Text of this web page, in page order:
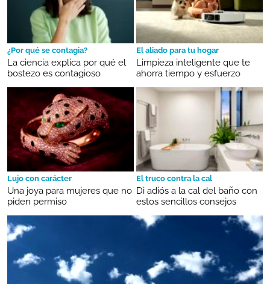
¿Por qué se contagia?
La ciencia explica por qué el
bostezo es contagioso
El aliado para tu hogar
Limpieza inteligente que te
ahorra tiempo y esfuerzo
Lujo con carácter
Una joya para mujeres que no
piden permiso
El truco contra la cal
Di adiós a la cal del baño con
estos sencillos consejos